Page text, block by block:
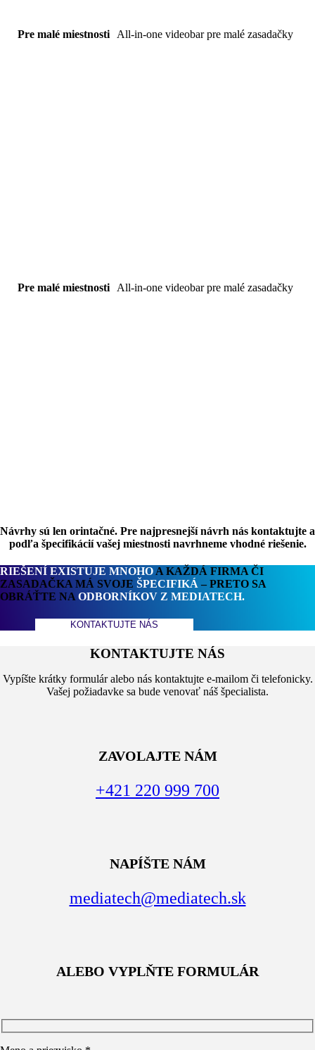
Pre malé miestnosti All-in-one videobar pre malé zasadačky
Pre malé miestnosti All-in-one videobar pre malé zasadačky
Návrhy sú len orintačné. Pre najpresnejší návrh nás kontaktujte a
podľa špecifikácií vašej miestnosti navrhneme vhodné riešenie.
RIEŠENÍ EXISTUJE MNOHO A KAŽDÁ FIRMA ČI
ZASADAČKA MÁ SVOJE ŠPECIFIKÁ – PRETO SA
OBRÁŤTE NA ODBORNÍKOV Z MEDIATECH.
KONTAKTUJTE NÁS
KONTAKTUJTE NÁS
Vypíšte krátky formulár alebo nás kontaktujte e-mailom či telefonicky.
Vašej požiadavke sa bude venovať náš špecialista.
ZAVOLAJTE NÁM
+421 220 999 700
NAPÍŠTE NÁM
mediatech@mediatech.sk
ALEBO VYPLŇTE FORMULÁR